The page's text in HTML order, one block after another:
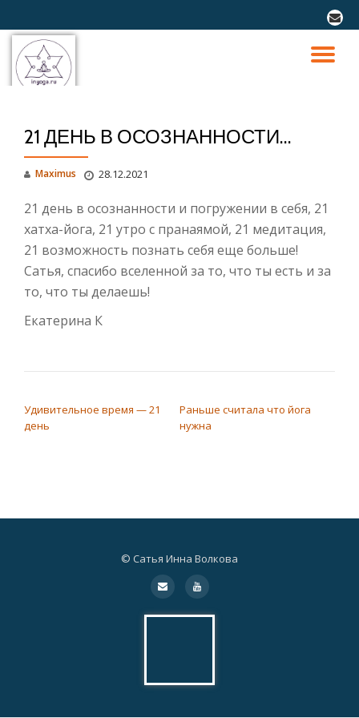
Перейти
содержимому
fa-
21 ДЕНЬ В ОСОЗНАННОСТИ…
Maximus 28.12.2021
21 день в осознанности и погружении в себя, 21
хатха-йога, 21 утро с пранаямой, 21 медитация,
21 возможность познать себя еще больше!
Сатья, спасибо вселенной за то, что ты есть и за
то, что ты делаешь!
Екатерина К
Удивительное время — 21
день
Раньше считала что йога
нужна
© Сатья Инна Волкова
Дополнительное
fa-
envelope
fa-
youtube